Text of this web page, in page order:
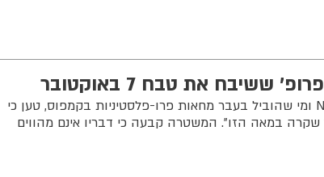
ששיבח את טבח 7 באוקטובר
בסאם חוסיין, מרצה באוניברסיטת NTNU ומי שהוביל בעבר מחאות פרו-פלסטיניות בקמפוס, טען כי
במאה הזו". המשטרה קבעה כי דבריו אינם מהווים